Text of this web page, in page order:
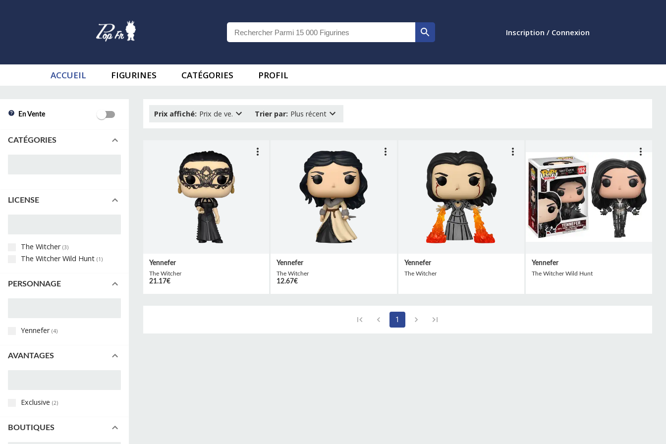
Inscription / Connexion
ACCUEIL FIGURINES CATÉGORIES PROFIL
En Vente
CATÉGORIES
LICENSE
The Witcher (3)
The Witcher Wild Hunt (1 )
PERSONNAGE
Yennefer (4)
AVANTAGES
Exclusive (2)
BOUTIQUES
Prix affiché: Prix de ve. Trier par: Plus récent
Yennefer
The Witcher
21.17€
Yennefer
The Witcher
12.67€
Yennefer
The Witcher
Yennefer
The Witcher Wild Hunt
1